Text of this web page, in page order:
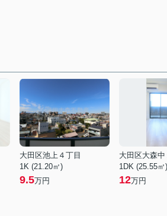
大田区池上４丁目
1K (21.20㎡)
9.5万円
大田区大森中
1DK (25.55㎡)
12万円